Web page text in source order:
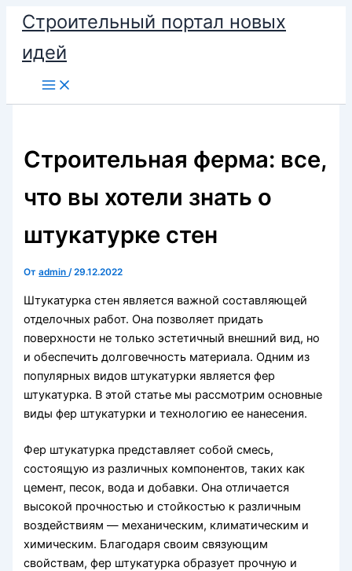
Перейти
содержимому
Строительный портал новых
идей
Строительная ферма: все,
что вы хотели знать о
штукатурке стен
Отadmin/29.12.2022
Штукатурка стен является важной составляющей
отделочных работ. Она позволяет придать
поверхности не только эстетичный внешний вид, но
и обеспечить долговечность материала. Одним из
популярных видов штукатурки является фер
штукатурка. В этой статье мы рассмотрим основные
виды фер штукатурки и технологию ее нанесения.
Фер штукатурка представляет собой смесь,
состоящую из различных компонентов, таких как
цемент, песок, вода и добавки. Она отличается
высокой прочностью и стойкостью к различным
воздействиям — механическим, климатическим и
химическим. Благодаря своим связующим
свойствам, фер штукатурка образует прочную и